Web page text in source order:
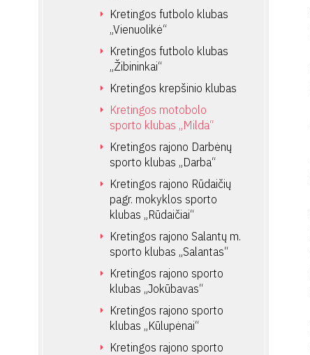
Kretingos futbolo klubas
„Vienuolikė“
Kretingos futbolo klubas
„Žibininkai“
Kretingos krepšinio klubas
Kretingos motobolo
sporto klubas „Milda“
Kretingos rajono Darbėnų
sporto klubas „Darba“
Kretingos rajono Rūdaičių
pagr. mokyklos sporto
klubas „Rūdaičiai“
Kretingos rajono Salantų m.
sporto klubas „Salantas“
Kretingos rajono sporto
klubas „Jokūbavas“
Kretingos rajono sporto
klubas „Kūlupėnai“
Kretingos rajono sporto